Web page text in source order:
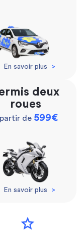
En savoir plus >
deux
roues
de 599€
En savoir plus >
star